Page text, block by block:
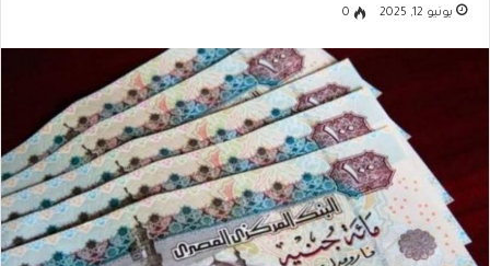
يونيو 12, 2025 0